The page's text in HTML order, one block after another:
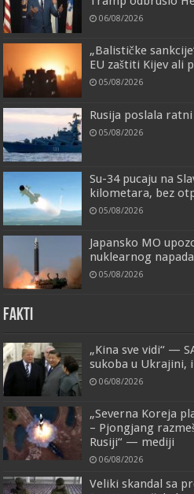
06/08/2026
„Balističke
EU zaštiti Kijev ali
05/08/2026
Rusija poslala
05/08/2026
Su-34 pucaju na
kilometara, bez
05/08/2026
Japansko MO
nuklearnog napada
05/08/2026
FAKTI
„Kina sve vidi“ —
sukoba u Ukrajini,
06/08/2026
„Severna Koreja
– Pjongjang
Rusiji“ — mediji
06/08/2026
Veliki skandal sa